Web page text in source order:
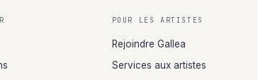
POUR LES ARTISTES
Rejoindre Gallea
Services aux artistes